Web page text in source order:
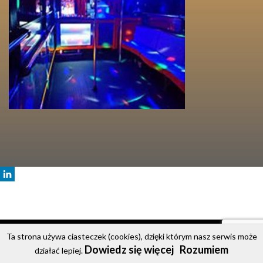
© 2020 Party Bus
Strona główna
Oferta Cennik Galeria Kontakt
Ta strona używa ciasteczek (cookies), dzięki którym nasz serwis może
działać lepiej. Dowiedz się więcej Rozumiem